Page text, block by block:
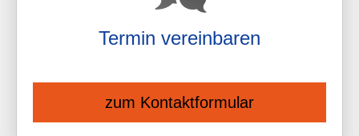
Termin ver­ein­baren
zum Kontaktformular